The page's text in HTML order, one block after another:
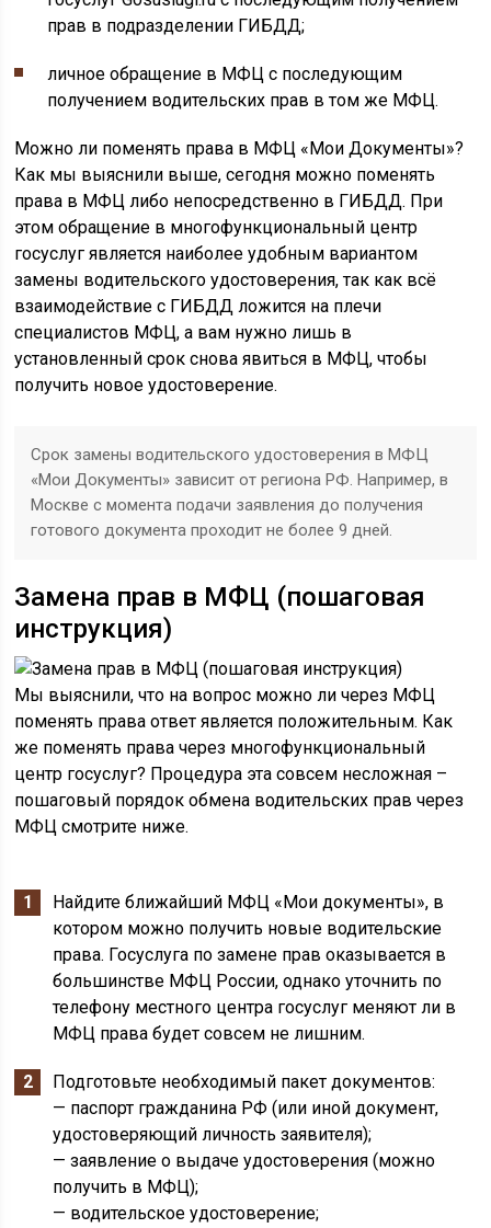
прав в подразделении ГИБДД;
личное обращение в МФЦ с последующим
получением водительских прав в том же МФЦ.
Можно ли поменять права в МФЦ «Мои Документы»?
Как мы выяснили выше, сегодня можно поменять
права в МФЦ либо непосредственно в ГИБДД. При
этом обращение в многофункциональный центр
госуслуг является наиболее удобным вариантом
замены водительского удостоверения, так как всё
взаимодействие с ГИБДД ложится на плечи
специалистов МФЦ, а вам нужно лишь в
установленный срок снова явиться в МФЦ, чтобы
получить новое удостоверение.
Срок замены водительского удостоверения в МФЦ
«Мои Документы» зависит от региона РФ. Например, в
Москве с момента подачи заявления до получения
готового документа проходит не более 9 дней.
Замена прав в МФЦ (пошаговая
инструкция)
Мы выяснили, что на вопрос можно ли через МФЦ
поменять права ответ является положительным. Как
же поменять права через многофункциональный
центр госуслуг? Процедура эта совсем несложная –
пошаговый порядок обмена водительских прав через
МФЦ смотрите ниже.
Найдите ближайший МФЦ «Мои документы», в
котором можно получить новые водительские
права. Госуслуга по замене прав оказывается в
большинстве МФЦ России, однако уточнить по
телефону местного центра госуслуг меняют ли в
МФЦ права будет совсем не лишним.
Подготовьте необходимый пакет документов:
— паспорт гражданина РФ (или иной документ,
удостоверяющий личность заявителя);
— заявление о выдаче удостоверения (можно
получить в МФЦ);
— водительское удостоверение;